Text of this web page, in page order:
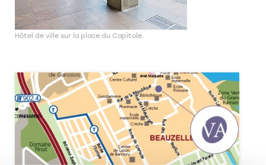
Hôtel de ville sur la place du Capitole.